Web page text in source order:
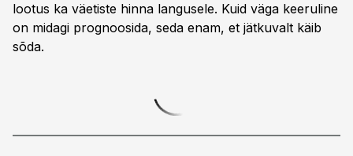
lootus ka väetiste hinna langusele. Kuid väga keeruline
on midagi prognoosida, seda enam, et jätkuvalt käib
sõda.